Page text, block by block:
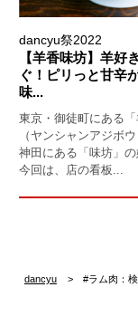
dancyu祭2022
【羊香味坊】羊好
ぐ！ピリっと甘辛
味...
東京・御徒町にある
（ヤンシャンアジボウ
神田にある「味坊」の
今回は、店の看板...
dancyu #ラム肉：